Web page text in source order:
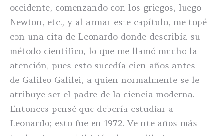
occidente, comenzando con los griegos, luego
Newton, etc., y al armar este capítulo, me topé
con una cita de Leonardo donde describía su
método científico, lo que me llamó mucho la
atención, pues esto sucedía cien años antes
de Galileo Galilei, a quien normalmente se le
atribuye ser el padre de la ciencia moderna.
Entonces pensé que debería estudiar a
Leonardo; esto fue en 1972. Veinte años más